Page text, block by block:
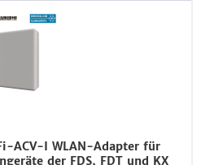
ACV-I WLAN-Adapter für
der FDS, FDT und KX